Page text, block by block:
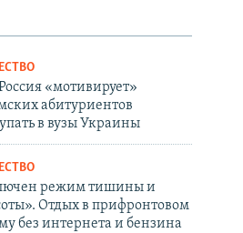
«мотивирует»
абитуриентов
в вузы Украины
режим тишины и
Отдых в прифронтовом
без интернета и бензина